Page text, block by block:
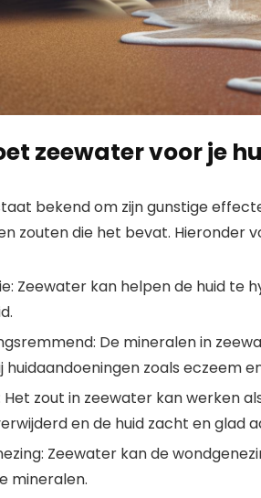
zeewater voor je
bekend om zijn gunstige
zouten die het bevat. Hieronder
Zeewater kan helpen de huid te
De mineralen in
huidaandoeningen zoals eczeem
Het zout in zeewater kan werken
en de huid zacht en glad
Zeewater kan de
mineralen.